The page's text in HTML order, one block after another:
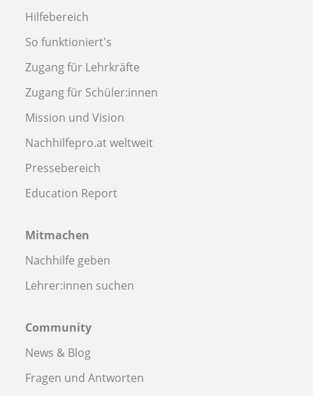
Hilfebereich
So funktioniert's
Zugang für Lehrkräfte
Zugang für Schüler:innen
Mission und Vision
Nachhilfepro.at weltweit
Pressebereich
Education Report
Mitmachen
Nachhilfe geben
Lehrer:innen suchen
Community
News & Blog
Fragen und Antworten